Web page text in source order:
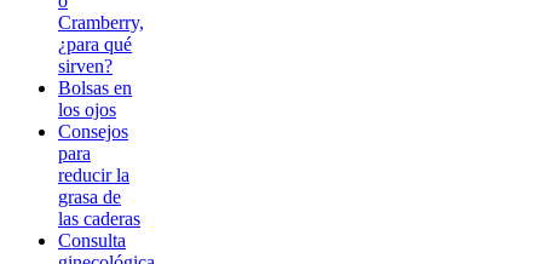
Cramberry,
¿para qué
sirven?
Bolsas en
los ojos
Consejos
para
reducir la
grasa de
las caderas
Consulta